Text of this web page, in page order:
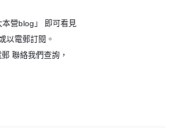
營blog」 即可看見
以電郵訂閱。
聯絡我們查詢，